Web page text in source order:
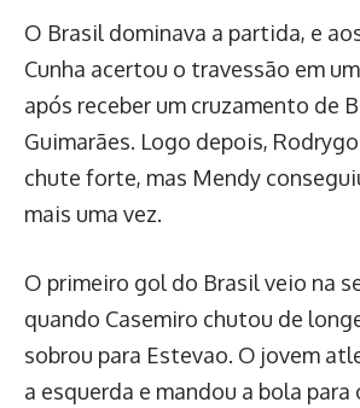
O Brasil dominava a partida, e
Cunha acertou o travessão em
após receber um cruzamento de
Guimarães. Logo depois,
chute forte, mas Mendy
mais uma vez.
O primeiro gol do Brasil veio na
quando Casemiro chutou de
sobrou para Estevao. O jovem
a esquerda e mandou a bola para